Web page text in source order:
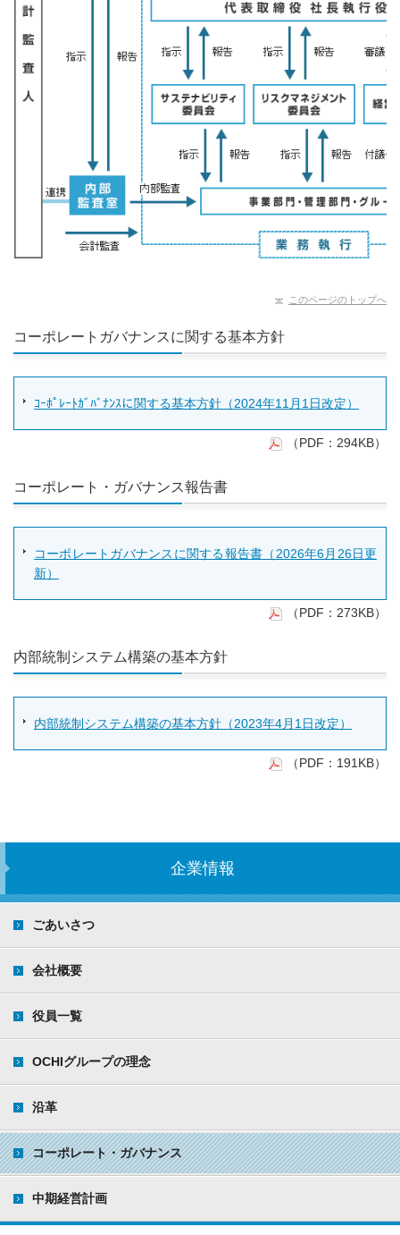
このページのトップへ
コーポレートガバナンスに関する基本方針
ｺｰﾎﾟﾚｰﾄｶﾞﾊﾞﾅﾝｽに関する基本方針（2024年11月1日改定）
（PDF：294KB）
コーポレート・ガバナンス報告書
コーポレートガバナンスに関する報告書（2026年6月26日更
新）
（PDF：273KB）
内部統制システム構築の基本方針
内部統制システム構築の基本方針（2023年4月1日改定）
（PDF：191KB）
企業情報
ごあいさつ
会社概要
役員一覧
OCHIグループの理念
沿革
コーポレート・ガバナンス
中期経営計画